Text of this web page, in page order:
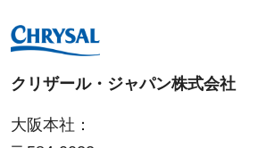
クリザール・ジャパン株式会社
大阪本社：